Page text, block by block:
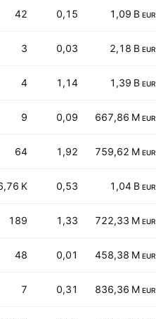
42 0,15 1,09 B EUR
3 0,03 2,18 B EUR
4 1,14 1,39 B EUR
9 0,09 667,86 M EUR
64 1,92 759,62 M EUR
K 0,53 1,04 B EUR
189 1,33 722,33 M EUR
48 0,01 458,38 M EUR
7 0,31 836,36 M EUR